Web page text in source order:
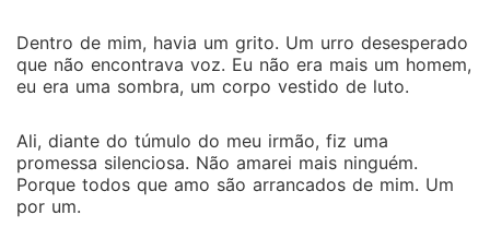
Dentro de mim, havia um grito. Um urro desesperado
que não encontrava voz. Eu não era mais um homem,
eu era uma sombra, um corpo vestido de luto.
Ali, diante do túmulo do meu irmão, fiz uma
promessa silenciosa. Não amarei mais ninguém.
Porque todos que amo são arrancados de mim. Um
por um.